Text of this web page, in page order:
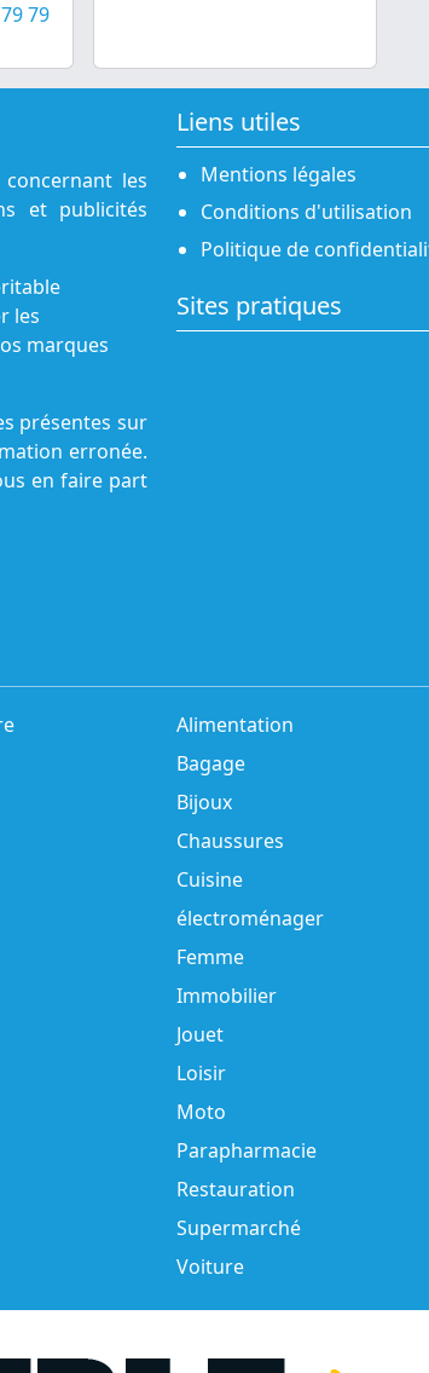
79
les
et publicités
les
marques
présentes sur
erronée.
en faire part
Liens utiles
Mentions légales
Conditions d'utilisation
Politique de
Sites pratiques
Alimentation
Bagage
Bijoux
Chaussures
Cuisine
électroménager
Femme
Immobilier
Jouet
Loisir
Moto
Parapharmacie
Restauration
Supermarché
Voiture